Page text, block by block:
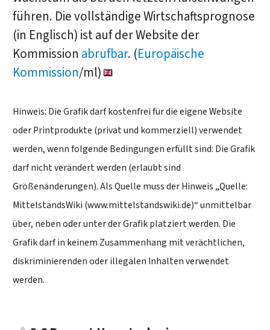
führen. Die vollständige Wirtschaftsprognose
(in Englisch) ist auf der Website der
Kommission abrufbar. (Europäische
Kommission/ml)
Hinweis: Die Grafik darf kostenfrei für die eigene Website
oder Printprodukte (privat und kommerziell) verwendet
werden, wenn folgende Bedingungen erfüllt sind: Die Grafik
darf nicht verändert werden (erlaubt sind
Größenänderungen). Als Quelle muss der Hinweis „Quelle:
MittelstandsWiki (www.mittelstandswiki.de)“ unmittelbar
über, neben oder unter der Grafik platziert werden. Die
Grafik darf in keinem Zusammenhang mit verächtlichen,
diskriminierenden oder illegalen Inhalten verwendet
werden.